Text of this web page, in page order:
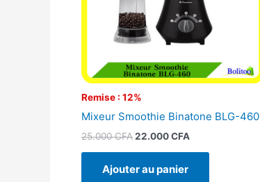
Remise : 12%
Mixeur Smoothie Binatone BLG-460
25.000CFA22.000CFA
Ajouter au panier